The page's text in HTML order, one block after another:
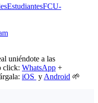
EstudiantesFCU-
uniéndote a las
click: WhatsApp +
iOS y Android 🌱